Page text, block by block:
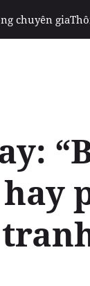
chuyên gia